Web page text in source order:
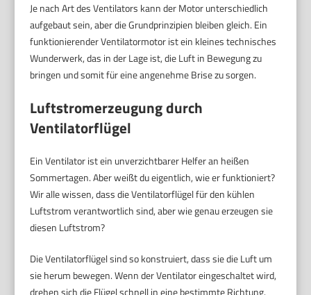
Je nach Art des Ventilators kann der Motor unterschiedlich
aufgebaut sein, aber die Grundprinzipien bleiben gleich. Ein
funktionierender Ventilatormotor ist ein kleines technisches
Wunderwerk, das in der Lage ist, die Luft in Bewegung zu
bringen und somit für eine angenehme Brise zu sorgen.
Luftstromerzeugung durch
Ventilatorflügel
Ein Ventilator ist ein unverzichtbarer Helfer an heißen
Sommertagen. Aber weißt du eigentlich, wie er funktioniert?
Wir alle wissen, dass die Ventilatorflügel für den kühlen
Luftstrom verantwortlich sind, aber wie genau erzeugen sie
diesen Luftstrom?
Die Ventilatorflügel sind so konstruiert, dass sie die Luft um
sie herum bewegen. Wenn der Ventilator eingeschaltet wird,